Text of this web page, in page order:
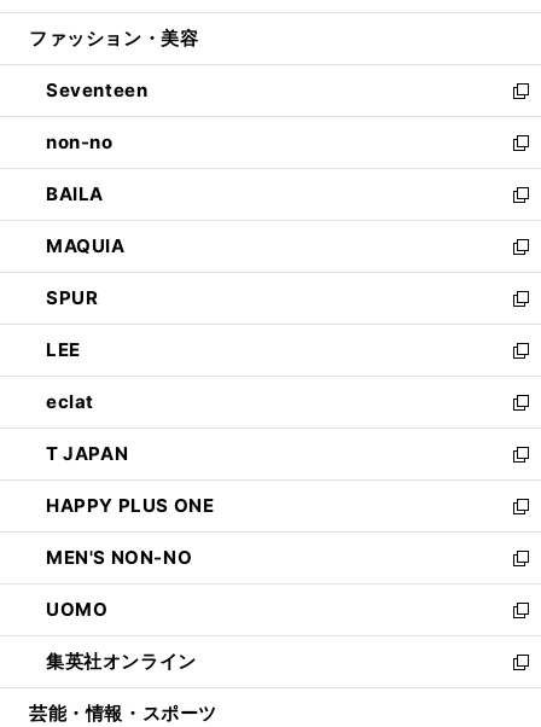
開
ウ
開
く
ン
ウ
で
開
く
ウ
ン
ド
ウ
で
開
く
ファッション・美容
Seventeen
新
し
い
ウ
ィ
ン
ド
ウ
で
開
く
non-no
新
し
い
ウ
ィ
ン
ド
ウ
で
開
く
BAILA
新
し
い
ウ
ィ
ン
ド
ウ
で
開
く
MAQUIA
新
し
い
ウ
ィ
ン
ド
ウ
で
開
く
SPUR
新
し
い
ウ
ィ
ン
ド
ウ
で
開
く
LEE
新
し
い
ウ
ィ
ン
ド
ウ
で
開
く
eclat
新
し
い
ウ
ィ
ン
ド
ウ
で
開
く
T JAPAN
新
し
い
ウ
ィ
ン
ド
ウ
で
開
HAPPY PLUS ONE
新
し
い
ウ
ィ
ン
ド
ウ
MEN'S NON-NO
新
し
い
ウ
ィ
ン
UOMO
新
し
い
ウ
集英社オンライン
新
し
芸能・情報・スポーツ